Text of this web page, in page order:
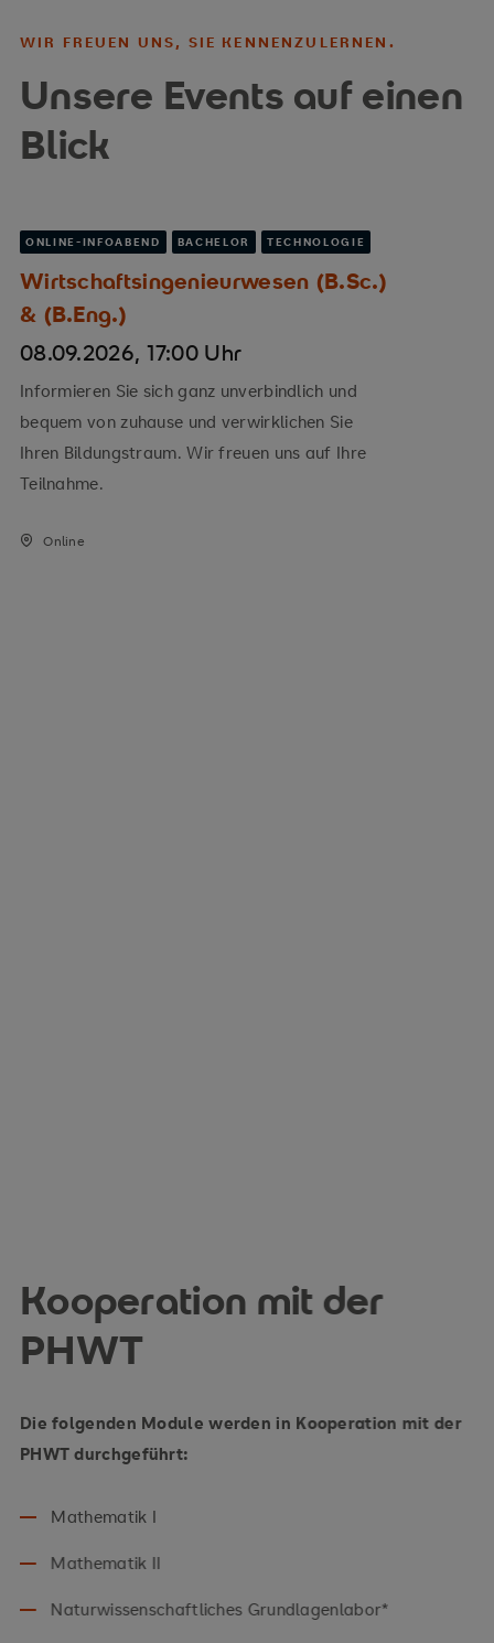
WIR FREUEN UNS, SIE KENNENZULERNEN.
Unsere Events auf einen
Blick
ONLINE-INFOABEND BACHELOR TECHNOLOGIE
Wirtschaftsingenieurwesen (B.Sc.)
& (B.Eng.)
08.09.2026, 17:00 Uhr
Informieren Sie sich ganz unverbindlich und
bequem von zuhause und verwirklichen Sie
Ihren Bildungstraum. Wir freuen uns auf Ihre
Teilnahme.
Online
Kooperation mit der
PHWT
Die folgenden Module werden in Kooperation mit der
PHWT durchgeführt:
Mathematik I
Mathematik II
Naturwissenschaftliches Grundlagenlabor*